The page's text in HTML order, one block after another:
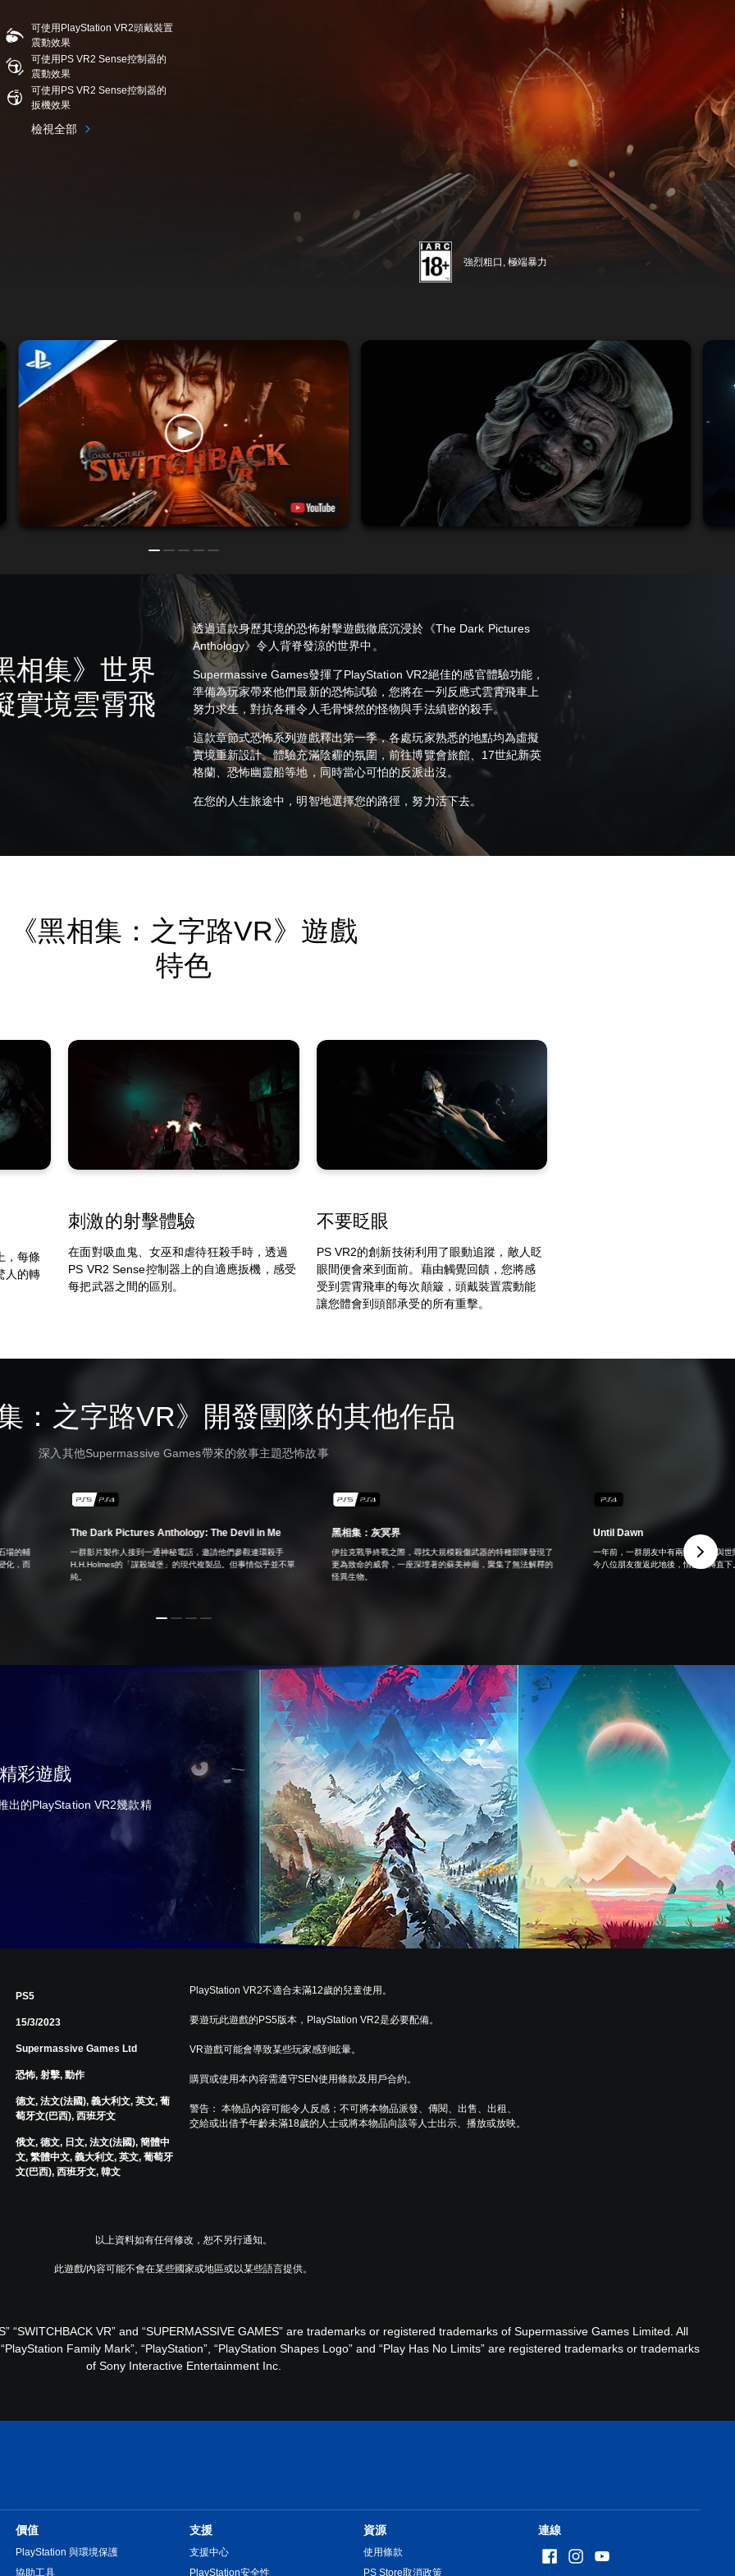
可使用PlayStation VR2頭戴裝置
震動效果
可使用PS VR2 Sense控制器的
震動效果
可使用PS VR2 Sense控制器的
扳機效果
檢視全部
強烈粗口, 極端暴力
相集》世界
實境雲霄飛
透過這款身歷其境的恐怖射擊遊戲徹底沉浸於《The Dark Pictures
Anthology》令人背脊發涼的世界中。
Supermassive Games發揮了PlayStation VR2絕佳的感官體驗功能，
準備為玩家帶來他們最新的恐怖試驗，您將在一列反應式雲霄飛車上
努力求生，對抗各種令人毛骨悚然的怪物與手法縝密的殺手。
這款章節式恐怖系列遊戲釋出第一季，各處玩家熟悉的地點均為虛擬
實境重新設計。體驗充滿陰霾的氛圍，前往博覽會旅館、17世紀新英
格蘭、恐怖幽靈船等地，同時當心可怕的反派出沒。
在您的人生旅途中，明智地選擇您的路徑，努力活下去。
《黑相集：之字路VR》遊戲
特色
，每條
人的轉
刺激的射擊體驗
在面對吸血鬼、女巫和虐待狂殺手時，透過
PS VR2 Sense控制器上的自適應扳機，感受
每把武器之間的區別。
不要眨眼
PS VR2的創新技術利用了眼動追蹤，敵人眨
眼間便會來到面前。藉由觸覺回饋，您將感
受到雲霄飛車的每次顛簸，頭戴裝置震動能
讓您體會到頭部承受的所有重擊。
：之字路VR》開發團隊的其他作品
深入其他Supermassive Games帶來的敘事主題恐怖故事
The Dark Pictures Anthology: The Devil in Me
一群影片製作人接到一通神秘電話，邀請他們參觀連環殺手
H.H.Holmes的「謀殺城堡」的現代複製品。但事情似乎並不單
純。
黑相集：灰冥界
伊拉克戰爭終戰之際，尋找大規模殺傷武器的特種部隊發現了
更為致命的威脅，一座深埋著的蘇美神廟，聚集了無法解釋的
怪異生物。
Until Dawn
一年前，一群朋友中有兩人消失在與
今八位朋友復返此地後，情況急轉直下
場的輔
化，而
彩遊戲
出的PlayStation VR2幾款精
PS5
15/3/2023
Supermassive Games Ltd
恐怖, 射擊, 動作
德文, 法文(法國), 義大利文, 英文, 葡
萄牙文(巴西), 西班牙文
俄文, 德文, 日文, 法文(法國), 簡體中
文, 繁體中文, 義大利文, 英文, 葡萄牙
文(巴西), 西班牙文, 韓文
PlayStation VR2不適合未滿12歲的兒童使用。
要遊玩此遊戲的PS5版本，PlayStation VR2是必要配備。
VR遊戲可能會導致某些玩家感到眩暈。
購買或使用本內容需遵守SEN使用條款及用戶合約。
警告： 本物品內容可能令人反感；不可將本物品派發、傳閱、出售、出租、
交給或出借予年齡未滿18歲的人士或將本物品向該等人士出示、播放或放映。
以上資料如有任何修改，恕不另行通知。
此遊戲/內容可能不會在某些國家或地區或以某些語言提供。
“SWITCHBACK VR” and “SUPERMASSIVE GAMES” are trademarks or registered trademarks of Supermassive Games Limited. All
Family Mark”, “PlayStation”, “PlayStation Shapes Logo” and “Play Has No Limits” are registered trademarks or trademarks
of Sony Interactive Entertainment Inc.
價值
PlayStation 與環境保護
協助工具
支援
支援中心
PlayStation安全性
資源
使用條款
PS Store取消政策
連線